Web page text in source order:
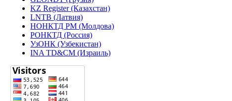
KZ Register (Казахстан)
LNTB (Латвия)
НОНКТД РМ (Молдова)
РОНКТД (Россия)
УзОНК (Узбекистан)
INA TD&CM (Израиль)